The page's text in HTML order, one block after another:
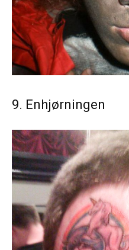
9. Enhjørningen